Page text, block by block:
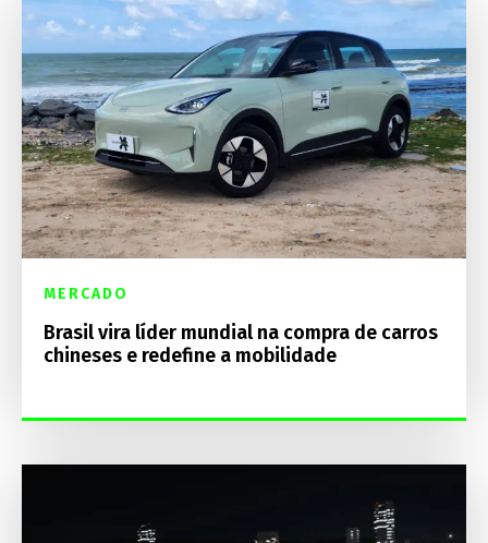
MERCADO
Brasil vira líder mundial na compra de carros
chineses e redefine a mobilidade